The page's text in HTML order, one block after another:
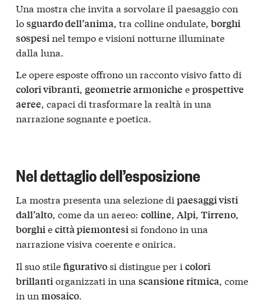
Una mostra che invita a sorvolare il paesaggio con
losguardo dell’anima, tra colline ondulate, borghi
sospesinel tempo e visioni notturne illuminate
dalla luna.
Le opere esposte offrono un racconto visivo fatto di
colori vibranti, geometrie armoniche eprospettive
aeree, capaci di trasformare la realtà in una
narrazione sognante e poetica.
Nel dettaglio dell’esposizione
La mostra presenta una selezione di paesaggi visti
dall’alto, come da un aereo: colline, Alpi, Tirreno,
borghiecittà piemontesisi fondono in una
narrazione visiva coerente e onirica.
Il suo stilefigurativosi distingue per i colori
brillantiorganizzati in una scansione ritmica, come
in un mosaico.